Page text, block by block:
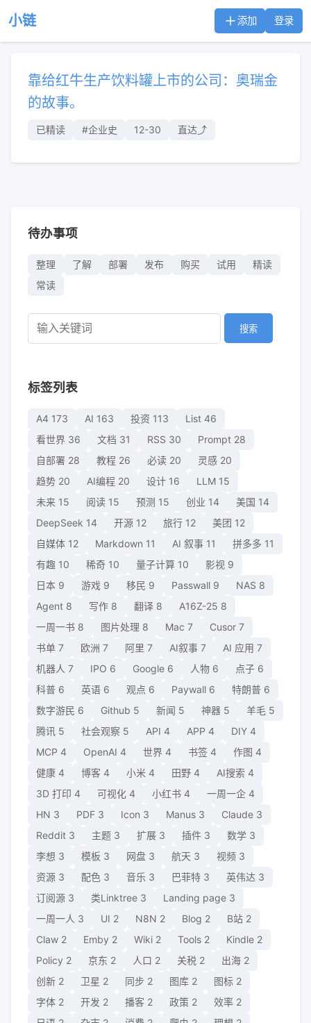
小链 添加 登录
靠给红牛生产饮料罐上市的公司：奥瑞金
的故事。
已精读 #企业史 12-30 直达⤴︎
待办事项
整理 了解 部署 发布 购买 试用
精读
常读
搜索
标签列表
A4 173 AI 163 投资 113 List 46
看世界 36 文档 31 RSS 30 Prompt 28
自部署 28 教程 26 必读 20 灵感 20
趋势 20 AI编程 20 设计 16 LLM 15
未来 15 阅读 15 预测 15 创业 14 美国 14
DeepSeek 14 开源 12 旅行 12 美团 12
自媒体 12 Markdown 11 AI 叙事 11 拼多多 11
有趣 10 稀奇 10 量子计算 10 影视 9
日本 9 游戏 9 移民 9 Passwall 9 NAS 8
Agent 8 写作 8 翻译 8 A16Z-25 8
一周一书 8 图片处理 8 Mac 7 Cusor 7
书单 7 欧洲 7 阿里 7 AI叙事 7 AI 应用 7
机器人 7 IPO 6 Google 6 人物 6 点子 6
科普 6 英语 6 观点 6 Paywall 6 特朗普 6
数字游民 6 Github 5 新闻 5 神器 5 羊毛 5
腾讯 5 社会观察 5 API 4 APP 4 DIY 4
MCP 4 OpenAI 4 世界 4 书签 4 作图 4
健康 4 博客 4 小米 4 田野 4 AI搜索 4
3D 打印 4 可视化 4 小红书 4 一周一企 4
HN 3 PDF 3 Icon 3 Manus 3 Claude 3
Reddit 3 主题 3 扩展 3 插件 3 数学 3
李想 3 模板 3 网盘 3 航天 3 视频 3
资源 3 配色 3 音乐 3 巴菲特 3 英伟达 3
订阅源 3 类Linktree 3 Landing page 3
一周一人 3 UI 2 N8N 2 Blog 2 B站 2
Claw 2 Emby 2 Wiki 2 Tools 2 Kindle 2
Policy 2 京东 2 人口 2 关税 2 出海 2
创新 2 卫星 2 同步 2 图库 2 图标 2
字体 2 开发 2 播客 2 政策 2 效率 2